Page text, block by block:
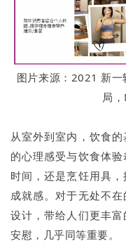
图片来源：2021 新
局
从室外到室内，饮食
的心理感受与饮食体
时间，还是烹饪用具
成就感。对于无处不
设计，带给人们更丰
安慰，几乎同等重要。